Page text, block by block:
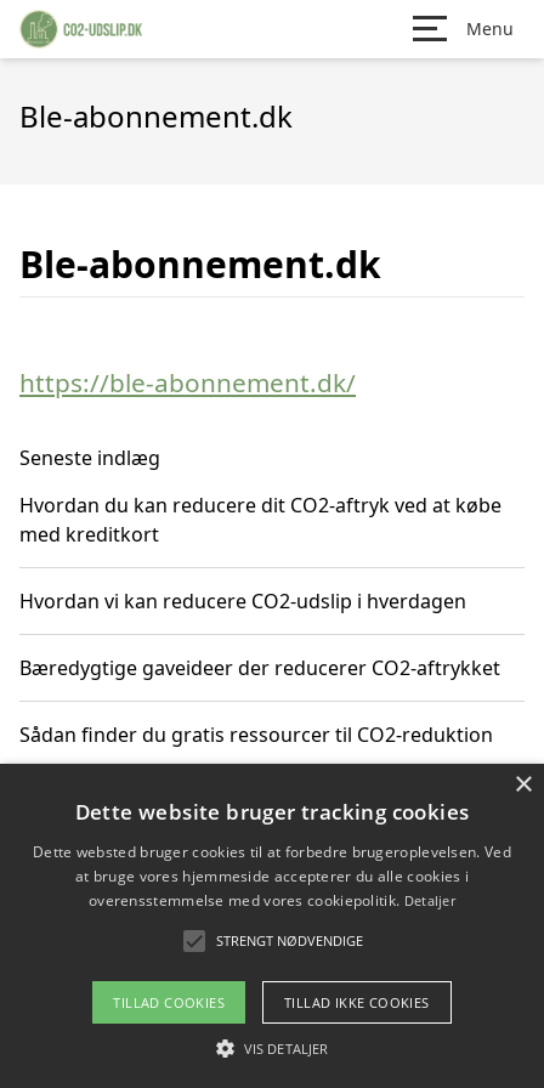
Menu
Ble-abonnement.dk
Ble-abonnement.dk
https://ble-abonnement.dk/
Seneste indlæg
Hvordan du kan reducere dit CO2-aftryk ved at købe
med kreditkort
Hvordan vi kan reducere CO2-udslip i hverdagen
Bæredygtige gaveideer der reducerer CO2-aftrykket
Sådan finder du gratis ressourcer til CO2-reduktion
Hvordan gadgets til hjemmet kan reducere CO2-udslip
Copyright 2026 - Pilanto Aps
Om / kontakt
Blog Betingelser
×
Dette website bruger tracking cookies
Dette websted bruger cookies til at forbedre brugeroplevelsen. Ved
at bruge vores hjemmeside accepterer du alle cookies i
overensstemmelse med vores cookiepolitik. Detaljer
STRENGT NØDVENDIGE
TILLAD COOKIES TILLAD IKKE COOKIES
VIS DETALJER